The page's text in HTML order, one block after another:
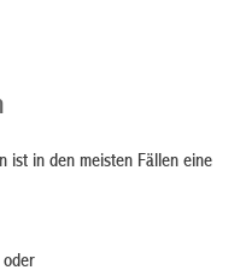
ist in den meisten Fällen eine
oder